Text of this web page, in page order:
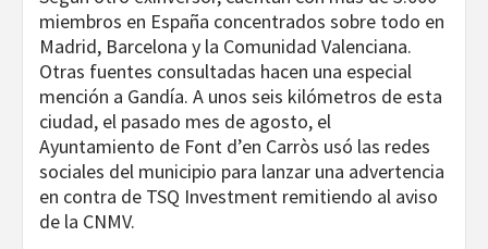
miembros en España concentrados sobre todo en
Madrid, Barcelona y la Comunidad Valenciana.
Otras fuentes consultadas hacen una especial
mención a Gandía. A unos seis kilómetros de esta
ciudad, el pasado mes de agosto, el
Ayuntamiento de Font d’en Carròs usó las redes
sociales del municipio para lanzar una advertencia
en contra de TSQ Investment remitiendo al aviso
de la CNMV.